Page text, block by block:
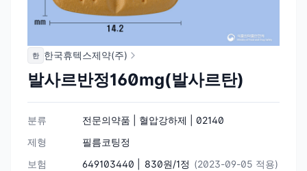
한 한국휴텍스제약(주)
발사르반정160mg(발사르탄)
분류
전문의약품 | 혈압강하제 | 02140
제형
필름코팅정
보험
649103440 | 830원/1정 (2023-09-05 적용)